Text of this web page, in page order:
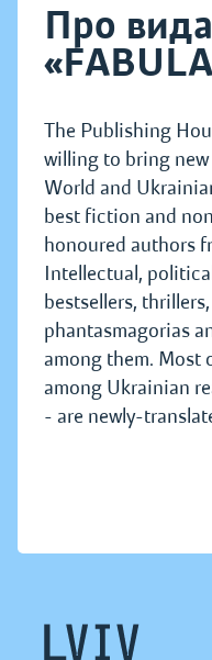
Про
The Publishing
willing to bring new
World and
best fiction and
honoured authors
Intellectual,
bestsellers,
phantasmagorias
among them. Most
among Ukrainian
- are newly-